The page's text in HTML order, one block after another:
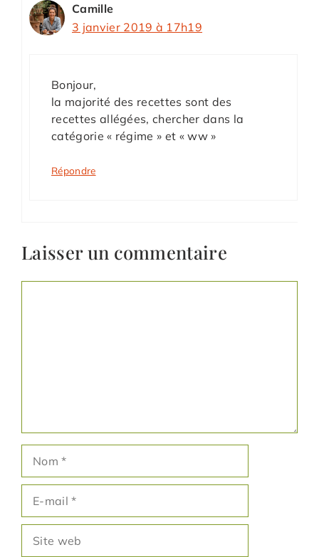
Camille
3 janvier 2019 à 17h19
Bonjour,
la majorité des recettes sont des
recettes allégées, chercher dans la
catégorie « régime » et « ww »
Répondre
Laisser un commentaire
mail
web